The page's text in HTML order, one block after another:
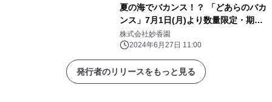
夏の海でバカンス！？ 「どあらのバカ
ンス」7月1日(月)より数量限定・期間
限定で販売！
株式会社妙香園
2024年6月27日 11:00
発行者のリリースをもっと見る